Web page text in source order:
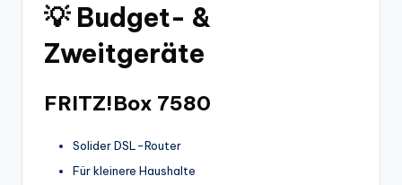
💡 Budget- &
Zweitgeräte
FRITZ!Box 7580
Solider DSL-Router
Für kleinere Haushalte